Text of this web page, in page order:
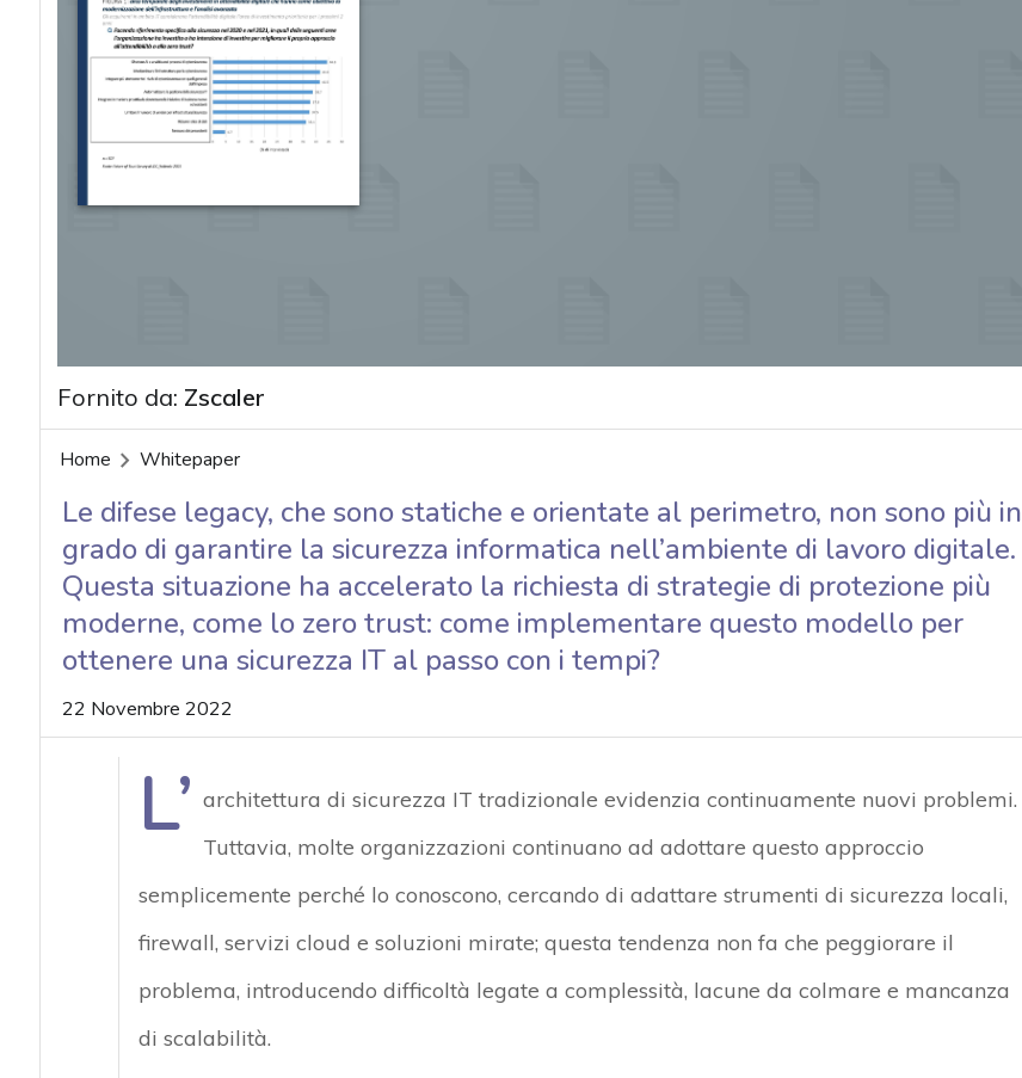
Fornito da: Zscaler
Home Whitepaper
Le difese legacy, che sono statiche e orientate al perimetro, non sono più in
grado di garantire la sicurezza informatica nell’ambiente di lavoro digitale.
Questa situazione ha accelerato la richiesta di strategie di protezione più
moderne, come lo zero trust: come implementare questo modello per
ottenere una sicurezza IT al passo con i tempi?
22 Novembre 2022
L’ architettura di sicurezza IT tradizionale evidenzia continuamente nuovi problemi.
Tuttavia, molte organizzazioni continuano ad adottare questo approccio
semplicemente perché lo conoscono, cercando di adattare strumenti di sicurezza locali,
firewall, servizi cloud e soluzioni mirate; questa tendenza non fa che peggiorare il
problema, introducendo difficoltà legate a complessità, lacune da colmare e mancanza
di scalabilità.